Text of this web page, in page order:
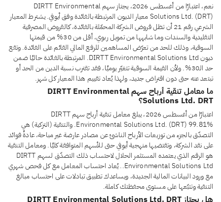
نعم، اعتبارًا من أغسطس 2026، يجتاز سهم DIRTT Environmental
Solutions Ltd. (DRT) معيار الديون المرتبطة بالفائدة وفق أيوفي. يشترط المعيار
الشرعي رقم 21 أن تظل قروض الشركة المحمّلة بالفائدة، كالقروض المصرفية
التقليدية والسندات وما شابهها من تمويل ربوي، أقل من 30% من قيمتها
السوقية، وذلك للحد من تعرّض المساهمين للرفع المالي القائم على الفائدة. وتقع
ديون DIRTT Environmental Solutions Ltd. المرتبطة بالفائدة حاليًا ضمن
حد الـ30%. ولأن القيمة السوقية تتغيّر يوميًا، فقد تقترب نسبة الدين من الحد أو
تبتعد عنه حتى دون اقتراض جديد، ولهذا يُعاد تقييم هذا المعيار كل شهر.
ما معامل تنقية أرباح سهم DIRTT Environmental
Solutions Ltd. DRT؟
اعتبارًا من أغسطس 2026، يبلغ معامل تنقية أرباح سهم DIRTT
Environmental Solutions Ltd. (DRT) 99.81%. والتنقية (التزكية) هي
التصدّق بالجزء من توزيعات الأرباح الناشئ عن مصادر عارضة غير مباحة، عادةً فوائد
على نقد الشركة، وتقتضيها منهجية أيوفي حتى للأسهم المتوافقة كليًا. ومعامل التنقية
هو الرقم الذي يعتمده المستثمر الحلال لاحتساب ذلك التصدّق لسهم DIRTT
Environmental Solutions Ltd.. يُعاد احتساب المعامل مع كل فحص شهري
مع ورود البيانات المالية الجديدة، ويساعدك تطبيق تبادلات على احتساب مبالغ
التنقية وتتبّعها على مستوى محفظتك كاملة.
هل يجتاز DIRTT Environmental Solutions Ltd. DRT